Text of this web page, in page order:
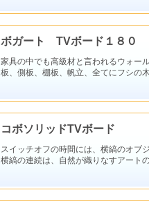
ボガート TVボード１８０
家具の中でも高級材と言われるウォー
板、側板、棚板、帆立、全てにフシの
コボソリッドTVボード
スイッチオフの時間には、横縞のオブ
横縞の連続は、自然が織りなすアート